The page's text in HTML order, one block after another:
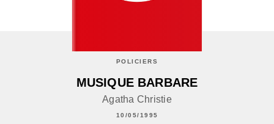
POLICIERS
MUSIQUE BARBARE
Agatha Christie
10/05/1995